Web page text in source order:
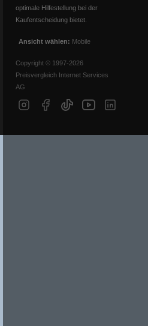
optimale Hilfestellung bei der
Kaufentscheidung bietet.
Ansicht wählen: Mobile
Copyright © 1997-2026
Preisvergleich Internet Services
AG